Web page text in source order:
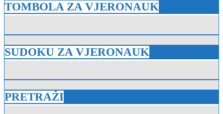
TOMBOLA ZA VJERONAUK
SUDOKU ZA VJERONAUK
PRETRAŽI